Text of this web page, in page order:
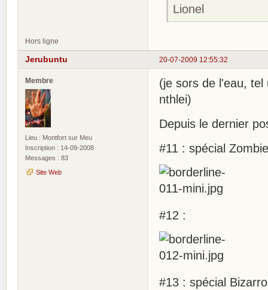
Lionel
Hors ligne
20-07-2009 12:55:32
Jerubuntu
Membre
Lieu : Montfort sur Meu
Inscription : 14-09-2008
Messages : 83
Site Web
(je sors de l'eau, tel
nthlei)
Depuis le dernier
#11 : spécial Zombie
#12 :
#13 : spécial Bizarro